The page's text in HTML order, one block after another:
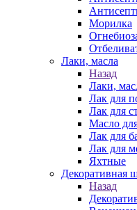
Морилка
Лаки, масла
Назад
Лаки,
Лак для
Лак для
Масло
Лак для
Лак для
Яхтные
Декоративная
Назад